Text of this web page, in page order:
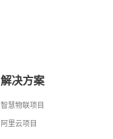
解决方案
智慧物联项目
阿里云项目